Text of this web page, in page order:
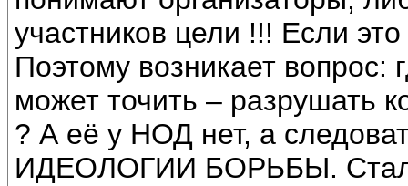
участников цели !!! Если
Поэтому возникает вопрос:
может точить – разрушать
? А её у НОД нет, а
ИДЕОЛОГИИ БОРЬБЫ.